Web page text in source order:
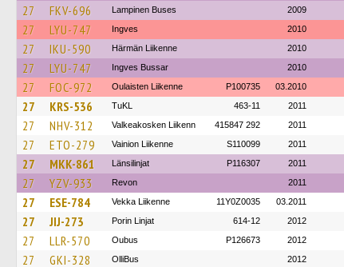
27 FKV-696 Lampinen Buses 2009
27 LYU-747 Ingves 2010
27 IKU-590 Härmän Liikenne 2010
27 LYU-747 Ingves Bussar 2010
27 FOC-972 Oulaisten Liikenne P100735 03.2010
27 KRS-536 TuKL 463-11 2011
27 NHV-312 Valkeakosken Liikenn 415847 292 2011
27 ETO-279 Vainion Liikenne S110099 2011
27 MKK-861 Länsilinjat P116307 2011
27 YZV-933 Revon 2011
27 ESE-784 Vekka Liikenne 11Y0Z0035 03.2011
27 JIJ-273 Porin Linjat 614-12 2012
27 LLR-570 Oubus P126673 2012
27 GKI-328 OlliBus 2012